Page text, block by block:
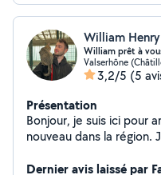
William Henry
William prêt à
Valserhône
3,2/5 (5
Présentation
Bonjour, je suis ici pour
nouveau dans la région. Je suis excellent et j'ai
auto/moto (jusqu'au
Dernier avis laissé par